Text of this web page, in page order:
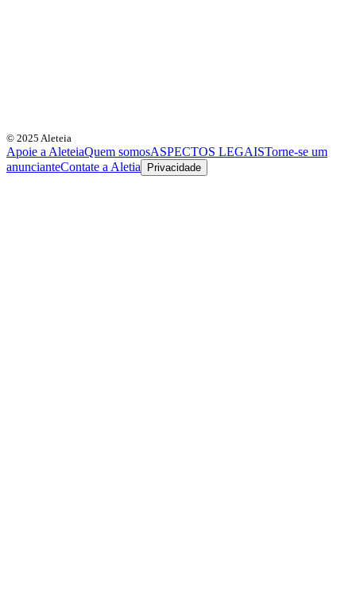
© 2025 Aleteia
Apoie a AleteiaQuem somosASPECTOS LEGAISTorne-se um
anuncianteContate a Aletia Privacidade